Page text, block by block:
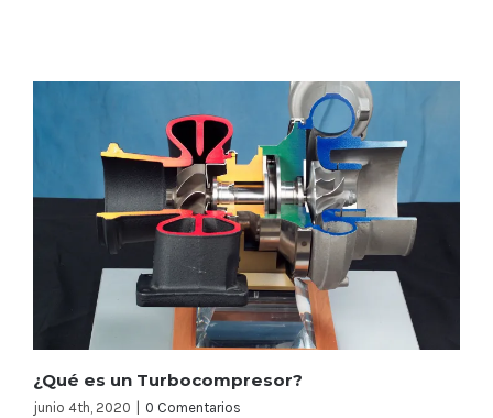
¿Qué es un Turbocompresor?
junio 4th, 2020 0 Comentarios